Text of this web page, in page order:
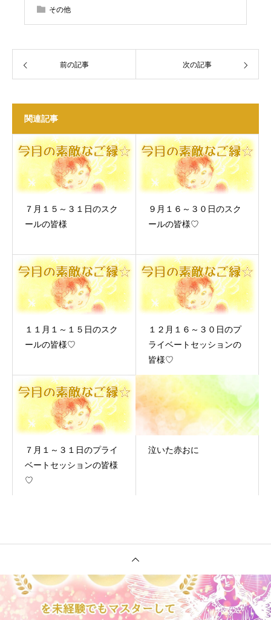
その他
前の記事 次の記事
関連記事
７月１５～３１日のスク
ールの皆様
９月１６～３０日のスク
ールの皆様♡
１１月１～１５日のスク
ールの皆様♡
１２月１６～３０日のプ
ライベートセッションの
皆様♡
７月１～３１日のプライ
ベートセッションの皆様
♡
泣いた赤おに